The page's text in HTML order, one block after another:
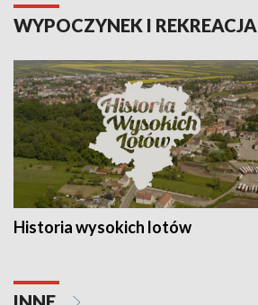
WYPOCZYNEK I REKREACJA
Historia wysokich lotów